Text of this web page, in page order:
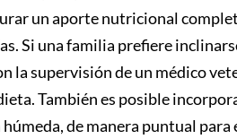
un aporte nutricional
Si una familia prefiere
la supervisión de un médico
También es posible
de manera puntual